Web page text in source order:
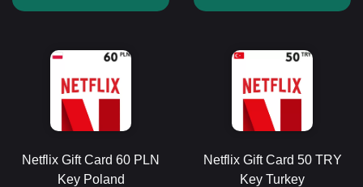
Netflix Gift Card 60 PLN
Key Poland
Netflix Gift Card 50 TRY
Key Turkey